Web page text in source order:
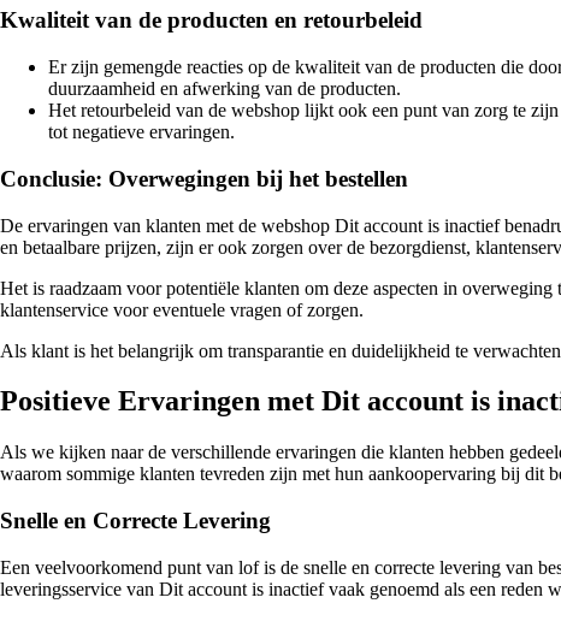
Kwaliteit van de producten en retourbeleid
Er zijn gemengde reacties op de kwaliteit van de producten die
duurzaamheid en afwerking van de producten.
Het retourbeleid van de webshop lijkt ook een punt van zorg te
tot negatieve ervaringen.
Conclusie: Overwegingen bij het bestellen
De ervaringen van klanten met de webshop Dit account is inactief
en betaalbare prijzen, zijn er ook zorgen over de bezorgdienst,
Het is raadzaam voor potentiële klanten om deze aspecten in
klantenservice voor eventuele vragen of zorgen.
Als klant is het belangrijk om transparantie en duidelijkheid te
Positieve Ervaringen met Dit account is
Als we kijken naar de verschillende ervaringen die klanten hebben
waarom sommige klanten tevreden zijn met hun aankoopervaring bij dit
Snelle en Correcte Levering
Een veelvoorkomend punt van lof is de snelle en correcte levering van
leveringsservice van Dit account is inactief vaak genoemd als een reden